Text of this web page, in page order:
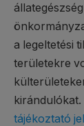
a legeltetési
területekre
kirándulókat.
tájékoztató